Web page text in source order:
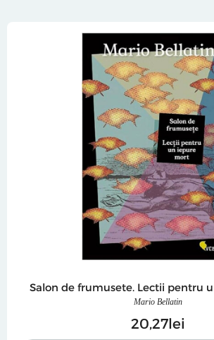
Salon de frumusete. Lectii pentru
Mario Bellatin
2027lei